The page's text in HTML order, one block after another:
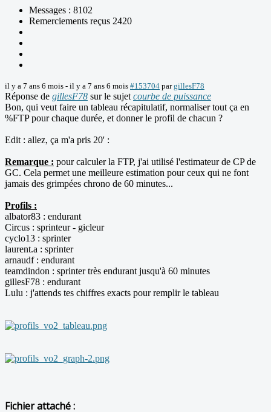
Messages : 8102
Remerciements reçus 2420
il y a 7 ans 6 mois - il y a 7 ans 6 mois #153704 pargillesF78
Réponse de gillesF78 sur le sujet courbe de puissance
Bon, qui veut faire un tableau récapitulatif, normaliser tout ça en
%FTP pour chaque durée, et donner le profil de chacun ?
Edit : allez, ça m'a pris 20' :
Remarque : pour calculer la FTP, j'ai utilisé l'estimateur de CP de
GC. Cela permet une meilleure estimation pour ceux qui ne font
jamais des grimpées chrono de 60 minutes...
Profils :
albator83 : endurant
Circus : sprinteur - gicleur
cyclo13 : sprinter
laurent.a : sprinter
arnaudf : endurant
teamdindon : sprinter très endurant jusqu'à 60 minutes
gillesF78 : endurant
Lulu : j'attends tes chiffres exacts pour remplir le tableau
Fichier attaché :